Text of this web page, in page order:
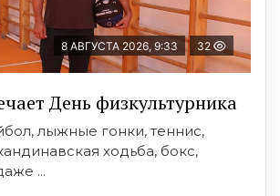
8 АВГУСТА 2026, 9:33 32
День физкультурника
лыжные гонки, теннис,
ходьба, бокс,
...